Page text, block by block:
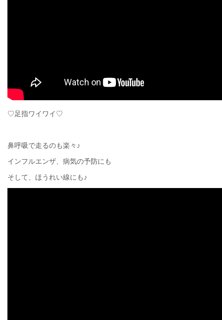
♡足指ワイワイ♡
鼻呼吸で走るのも楽々♪
インフルエンザ、病気の予防にも
そして、ほうれい線にも♪